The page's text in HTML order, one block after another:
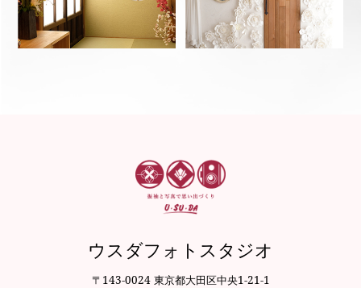
ウスダフォトスタジオ
〒143-0024 東京都大田区中央1-21-1